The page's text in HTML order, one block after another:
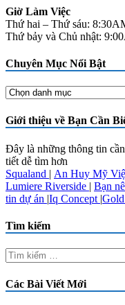
Giờ Làm Việc
Thứ hai – Thứ sáu:
Thứ bảy và Chủ nhật:
Chuyên Mục Nổi Bật
Chuyên
Nổi
Bật
Giới thiệu về Bạn Cần
Đây là những thông tin
tiết dễ tìm hơn
Squaland | An Huy Mỹ
Lumiere Riverside | Bạn
tin dự án |Iq Concept |
Tìm kiếm
Tìm
kiếm
cho:
Các Bài Viết Mới